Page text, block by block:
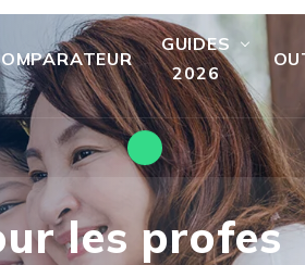
GUIDES
2026
les profes